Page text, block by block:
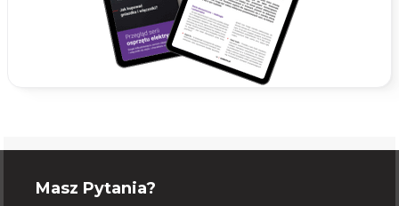
Masz Pytania?